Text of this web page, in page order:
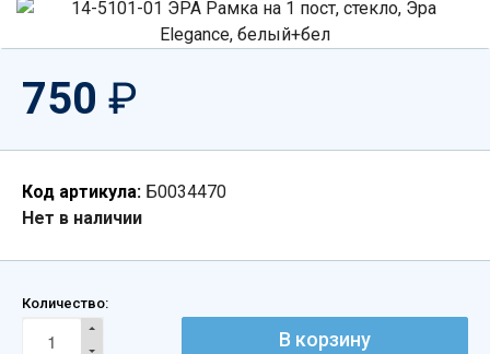
750 ₽
Код артикула: Б0034470
Нет в наличии
Количество:
В корзину